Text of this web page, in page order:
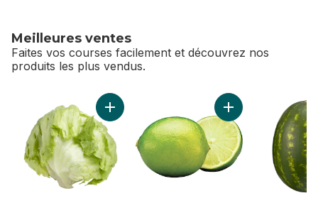
Meilleures ventes
Faites vos courses facilement et découvrez nos
produits les plus vendus.
sauter Meilleures ventes
Ajouter Laitue iceberg au panierAjouter Limes au